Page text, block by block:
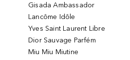
Gisada Ambassador
Lancôme Idôle
Yves Saint Laurent Libre
Dior Sauvage Parfém
Miu Miu Miutine